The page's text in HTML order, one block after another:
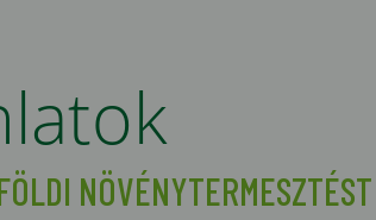
NÖVÉNYTERMESZTÉST